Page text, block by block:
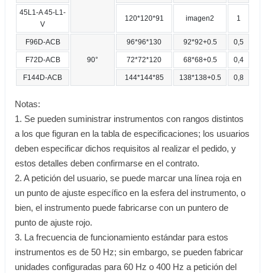
45L1-A 45-L1-
V
120*120*91 imagen2 1
F96D-ACB
90°
96*96*130 92*92+0.5 0,5
F72D-ACB 72*72*120 68*68+0.5 0,4
F144D-ACB 144*144*85 138*138+0.5 0,8
Notas:
1. Se pueden suministrar instrumentos con rangos distintos
a los que figuran en la tabla de especificaciones; los usuarios
deben especificar dichos requisitos al realizar el pedido, y
estos detalles deben confirmarse en el contrato.
2. A petición del usuario, se puede marcar una línea roja en
un punto de ajuste específico en la esfera del instrumento, o
bien, el instrumento puede fabricarse con un puntero de
punto de ajuste rojo.
3. La frecuencia de funcionamiento estándar para estos
instrumentos es de 50 Hz; sin embargo, se pueden fabricar
unidades configuradas para 60 Hz o 400 Hz a petición del